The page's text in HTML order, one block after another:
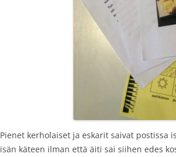
Pienet kerholaiset ja eskarit saivat
isän käteen ilman että äiti sai siihen edes